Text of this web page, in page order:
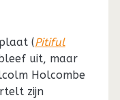
(Pitiful
uit, maar
Holcombe
zijn